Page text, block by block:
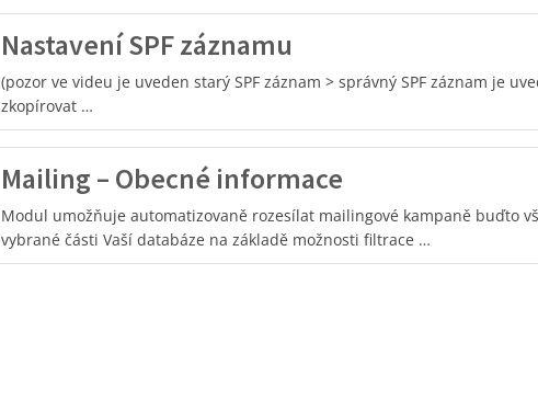
Nastavení SPF záznamu
(pozor ve videu je uveden starý SPF záznam > správný SPF záznam je
zkopírovat …
Mailing – Obecné informace
Modul umožňuje automatizovaně rozesílat mailingové kampaně buďto
vybrané části Vaší databáze na základě možnosti filtrace …